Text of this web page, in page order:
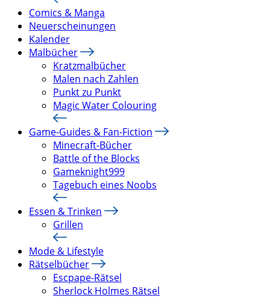
Comics & Manga
Neuerscheinungen
Kalender
Malbücher
Kratzmalbücher
Malen nach Zahlen
Punkt zu Punkt
Magic Water Colouring
Game-Guides & Fan-Fiction
Minecraft-Bücher
Battle of the Blocks
Gameknight999
Tagebuch eines Noobs
Essen & Trinken
Grillen
Mode & Lifestyle
Rätselbücher
Escpape-Rätsel
Sherlock Holmes Rätsel